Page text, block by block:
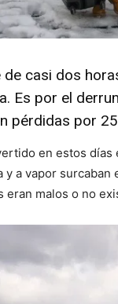
casi dos
Es por el
pérdidas por
en estos
a vapor
eran malos o no